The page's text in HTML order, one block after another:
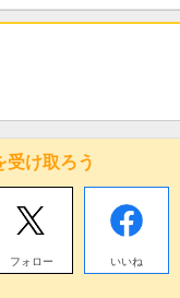
受け取ろう
フォロー いいね